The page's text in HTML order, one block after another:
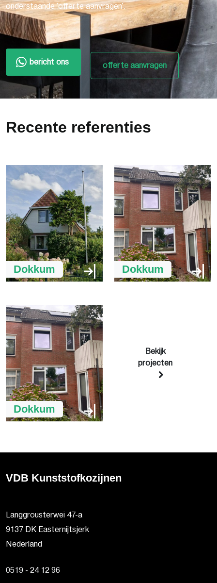
onderstaande 'offerte aanvragen'.
bericht ons offerte aanvragen
Recente referenties
Dokkum Dokkum
Dokkum
Bekijk
projecten
VDB Kunststofkozijnen
Langgrousterwei 47-a
9137 DK Easternijtsjerk
Nederland
0519 - 24 12 96